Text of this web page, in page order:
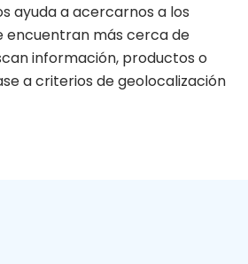
ayuda a acercarnos a los
encuentran más cerca de
información, productos o
a criterios de geolocalización